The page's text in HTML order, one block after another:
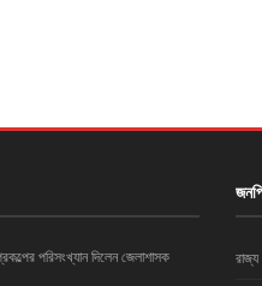
পরিসংখ্যান দিলেন জেলাশাসক
রাজ্য